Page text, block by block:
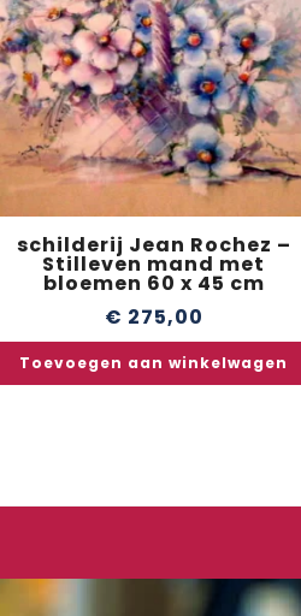
schilderij Jean Rochez –
Stilleven mand met
bloemen 60 x 45 cm
€ 275,00
Toevoegen aan winkelwagen